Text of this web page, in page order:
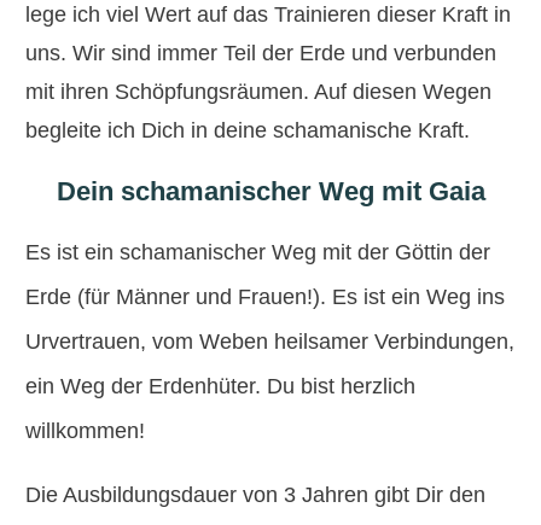
lege ich viel Wert auf das Trainieren dieser Kraft in
uns. Wir sind immer Teil der Erde und verbunden
mit ihren Schöpfungsräumen. Auf diesen Wegen
begleite ich Dich in deine schamanische Kraft.
Dein schamanischer Weg mit Gaia
Es ist ein schamanischer Weg mit der Göttin der
Erde (für Männer und Frauen!). Es ist ein Weg ins
Urvertrauen, vom Weben heilsamer Verbindungen,
ein Weg der Erdenhüter. Du bist herzlich
willkommen!
Die Ausbildungsdauer von 3 Jahren gibt Dir den